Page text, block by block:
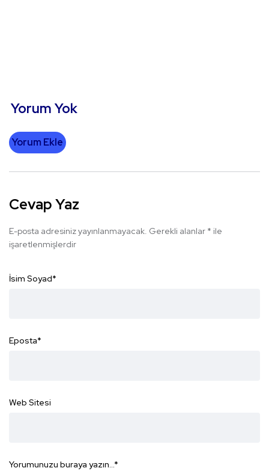
Yorum Yok
Yorum Ekle
Cevap Yaz
E-posta adresiniz yayınlanmayacak. Gerekli alanlar * ile
işaretlenmişlerdir
İsim Soyad*
Eposta*
Web Sitesi
Yorumunuzu buraya yazın... *